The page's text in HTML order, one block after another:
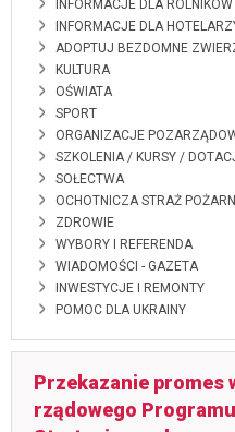
INFORMACJE DLA ROLNIKÓW
INFORMACJE DLA
ADOPTUJ BEZDOMNE
KULTURA
OŚWIATA
SPORT
ORGANIZACJE
SZKOLENIA / KURSY /
SOŁECTWA
OCHOTNICZA STRAŻ
ZDROWIE
WYBORY I REFERENDA
WIADOMOŚCI - GAZETA
INWESTYCJE I REMONTY
POMOC DLA UKRAINY
Przekazanie promes
rządowego